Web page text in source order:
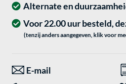
Alternate en
Voor 22.00 uur besteld,
(tenzij anders aangegeven, klik voor
E-mail